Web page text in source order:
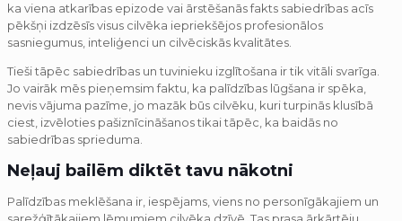
ka viena atkarības epizode vai ārstēšanās fakts sabiedrības acīs
pēkšņi izdzēsīs visus cilvēka iepriekšējos profesionālos
sasniegumus, inteliģenci un cilvēciskās kvalitātes.
Tieši tāpēc sabiedrības un tuvinieku izglītošana ir tik vitāli svarīga.
Jo vairāk mēs pieņemsim faktu, ka palīdzības lūgšana ir spēka,
nevis vājuma pazīme, jo mazāk būs cilvēku, kuri turpinās klusībā
ciest, izvēloties pašiznīcināšanos tikai tāpēc, ka baidās no
sabiedrības sprieduma.
Neļauj bailēm diktēt tavu nākotni
Palīdzības meklēšana ir, iespējams, viens no personīgākajiem un